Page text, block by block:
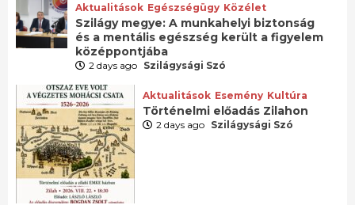
Aktualitások Egészségügy Közélet
Szilágy megye: A munkahelyi biztonság
és a mentális egészség került a figyelem
középpontjába
2 days ago Szilágysági Szó
Aktualitások Esemény Kultúra
Történelmi előadás Zilahon
2 days ago Szilágysági Szó